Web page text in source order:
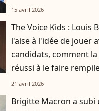
15 avril 2026
The Voice Kids : Louis
l'aise à l'idée de jouer
candidats, comment
réussi à le faire
21 avril 2026
Brigitte Macron a